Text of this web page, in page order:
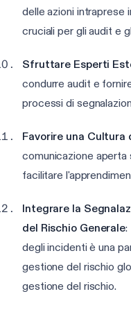
delle azioni intraprese
cruciali per gli audit e
Sfruttare Esperti
condurre audit e
processi di
Favorire una Cultura
comunicazione aperta
facilitare
Integrare la
del Rischio Generale:
degli incidenti è una
gestione del rischio
gestione del rischio.